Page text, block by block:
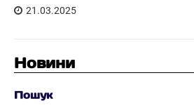
21.03.2025
Новини
Пошук